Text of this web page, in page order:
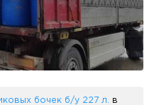
бочек б/у 227 л. в